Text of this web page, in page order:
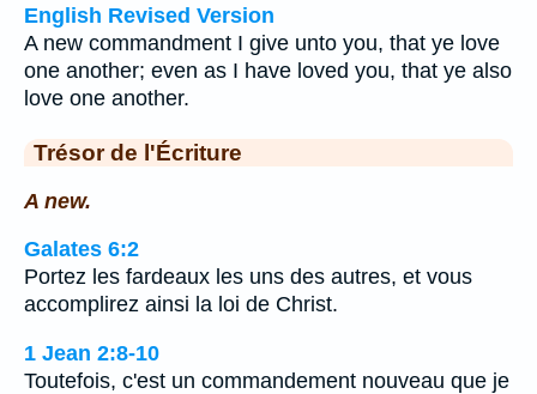
English Revised Version
A new commandment I give unto you, that ye love
one another; even as I have loved you, that ye also
love one another.
Trésor de l'Écriture
A new.
Galates 6:2
Portez les fardeaux les uns des autres, et vous
accomplirez ainsi la loi de Christ.
1 Jean 2:8-10
Toutefois, c'est un commandement nouveau que je